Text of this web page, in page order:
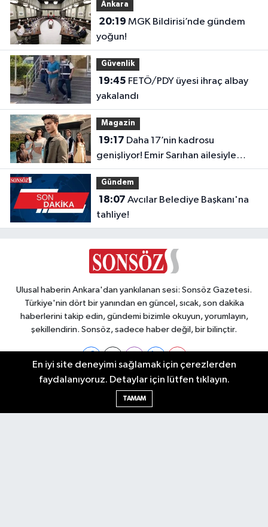
Ankara
20:19
yoğun!
Güvenlik
19:45
yakalandı
Magazin
19:17
genişliyor! Emir Sarıhan ailesiyle
geliyor
Gündem
18:07
tahliye!
Ulusal haberin Ankara'dan yankılanan sesi: Sonsöz Gazetesi.
Türkiye'nin dört bir yanından en güncel, sıcak, son dakika
haberlerini takip edin, gündemi bizimle okuyun, yorumlayın,
şekillendirin. Sonsöz, sadece haber değil, bir bilinçtir.
Ankara Nöbetçi Eczaneler
En iyi site deneyimi sağlamak için çerezlerden
faydalanıyoruz. Detaylar için lütfen tıklayın.
TAMAM